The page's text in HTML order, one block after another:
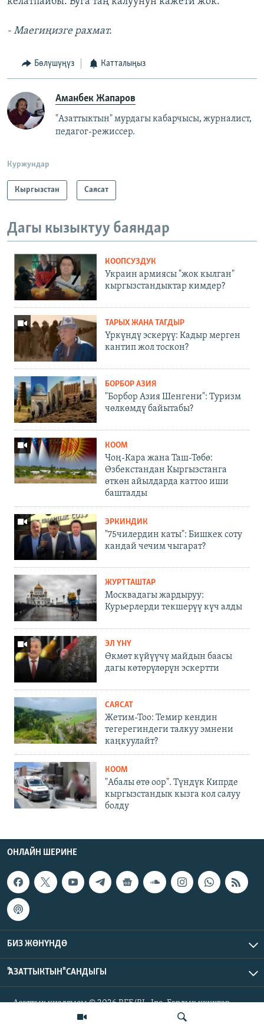
- Маегиңизге рахмат.
Бөлүшүңүз Катталыңыз
Аманбек Жапаров
"Азаттыктын" мурдагы кабарчысы, журналист,
педагог-режиссер.
Куржундар
Кыргызстан Саясат
Дагы кызыктуу баяндар
КООПСУЗДУК
Украин армиясы "жок кылган"
кыргызстандыктар кимдер?
ТАРЫХ ЖАНА ТАГДЫР
Үркүндү эскерүү: Кадыр мерген
кантип жол тоскон?
БОРБОР АЗИЯ
"Борбор Азия Шенгени": Туризм
чөлкөмдү байытабы?
КООМ
Чоң-Кара жана Таш-Төбө:
Өзбекстандан Кыргызстанга
өткөн айылдарда каттоо иши
башталды
ЭРКИНДИК
"75чилердин каты": Бишкек соту
кандай чечим чыгарат?
ЖУРТТАШТАР
Москвадагы жардыруу:
Курьерлерди текшерүү күч алды
ЭЛ ҮНҮ
Өкмөт күйүүчү майдын баасы
дагы көтөрүлөрүн эскертти
САЯСАТ
Жетим-Тоо: Темир кендин
тегерегиндеги талкуу эмнени
каңкуулайт?
КООМ
"Абалы өтө оор". Түндүк Кипрде
кыргызстандык кызга кол салуу
болду
ОНЛАЙН ШЕРИНЕ
БИЗ ЖӨНҮНДӨ
"АЗАТТЫКТЫН" САНДЫГЫ
Азаттык үналгысы © 2026 RFE/RL, Inc. Бардык укуктар